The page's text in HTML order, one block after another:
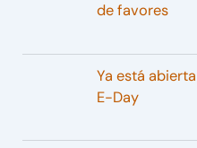
de favores
Ya está
E-Day